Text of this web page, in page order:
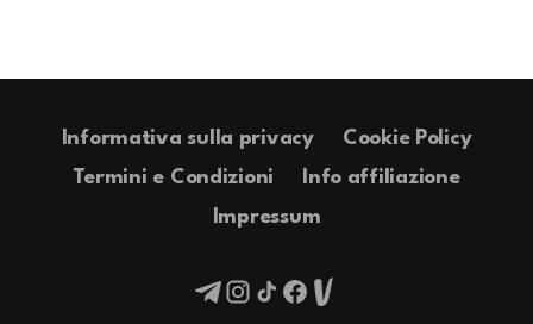
Informativa sulla privacy
Cookie Policy
Termini e Condizioni
Info affiliazione
Impressum